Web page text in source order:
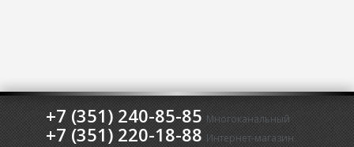
+7 (351) 240-85-85 Многоканальный
+7 (351) 220-18-88 Интернет-магазин